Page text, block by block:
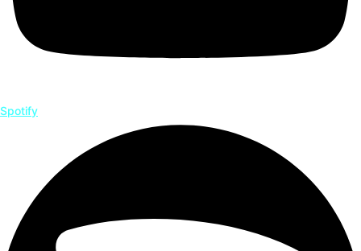
Spotify